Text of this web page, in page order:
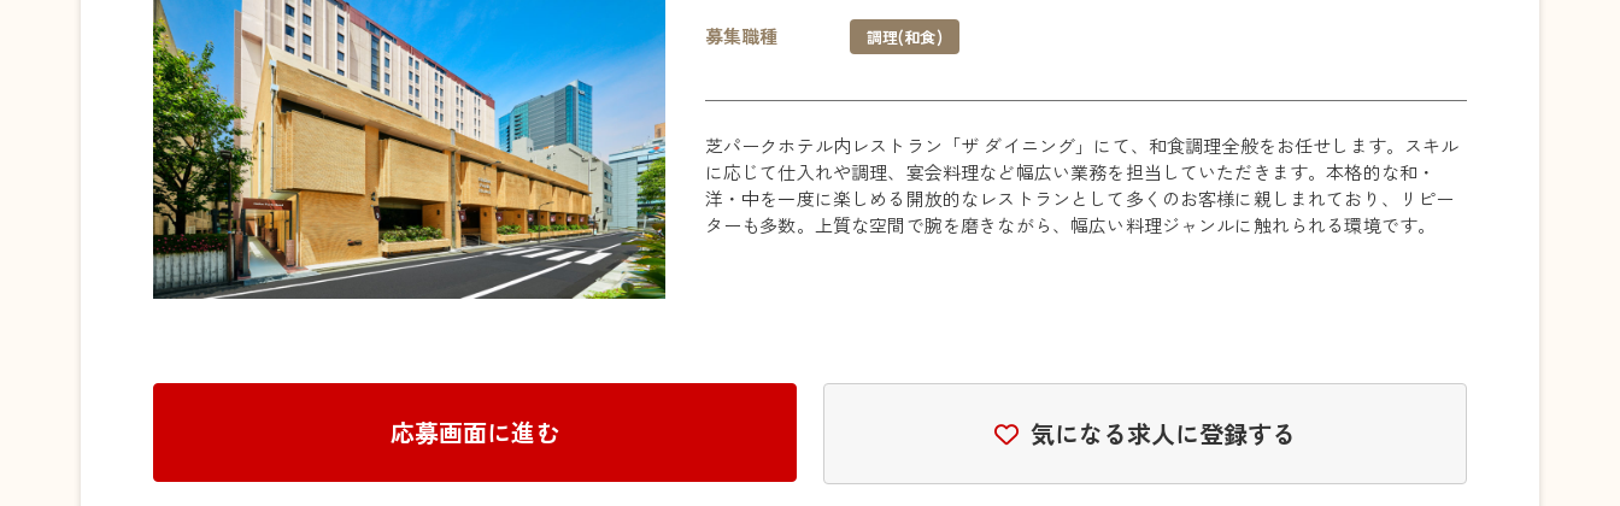
募集職種 調理(和食)
芝パークホテル内レストラン「ザ ダイニング」にて、和食調理全般をお任せします。スキル
に応じて仕入れや調理、宴会料理など幅広い業務を担当していただきます。本格的な和・
洋・中を一度に楽しめる開放的なレストランとして多くのお客様に親しまれており、リピー
ターも多数。上質な空間で腕を磨きながら、幅広い料理ジャンルに触れられる環境です。
応募画面に進む 気になる求人に登録する